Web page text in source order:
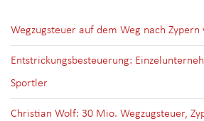
Wegzugsteuer auf dem Weg nach Zypern
Entstrickungsbesteuerung:
Sportler
Christian Wolf: 30 Mio. Wegzugsteuer,